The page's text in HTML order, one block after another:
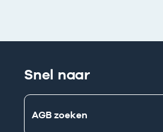
Snel naar
AGB zoeken